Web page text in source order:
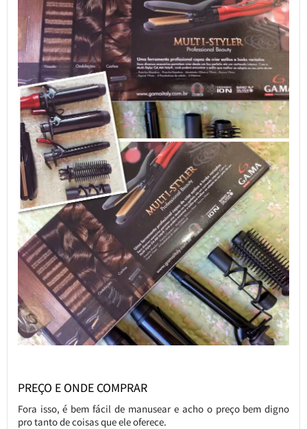
PREÇO E ONDE COMPRAR
Fora isso, é bem fácil de manusear e acho o preço bem digno
pro tanto de coisas que ele oferece.